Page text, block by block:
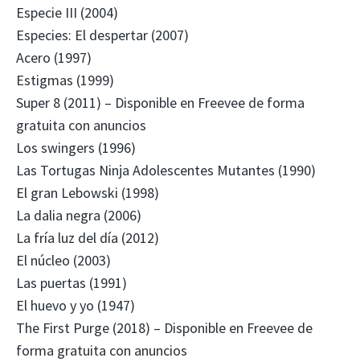
Especie III (2004)
Especies: El despertar (2007)
Acero (1997)
Estigmas (1999)
Super 8 (2011) – Disponible en Freevee de forma
gratuita con anuncios
Los swingers (1996)
Las Tortugas Ninja Adolescentes Mutantes (1990)
El gran Lebowski (1998)
La dalia negra (2006)
La fría luz del día (2012)
El núcleo (2003)
Las puertas (1991)
El huevo y yo (1947)
The First Purge (2018) – Disponible en Freevee de
forma gratuita con anuncios